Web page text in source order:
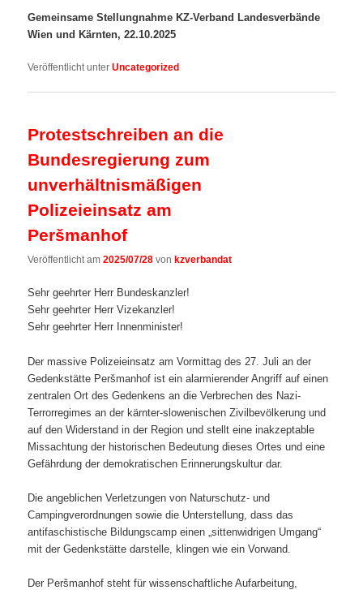
Gemeinsame Stellungnahme KZ-Verband Landesverbände
Wien und Kärnten, 22.10.2025
Veröffentlicht unter Uncategorized
Protestschreiben an die
Bundesregierung zum
unverhältnismäßigen
Polizeieinsatz am
Peršmanhof
Veröffentlicht am2025/07/28 von kzverbandat
Sehr geehrter Herr Bundeskanzler!
Sehr geehrter Herr Vizekanzler!
Sehr geehrter Herr Innenminister!
Der massive Polizeieinsatz am Vormittag des 27. Juli an der
Gedenkstätte Peršmanhof ist ein alarmierender Angriff auf einen
zentralen Ort des Gedenkens an die Verbrechen des Nazi-
Terrorregimes an der kärnter-slowenischen Zivilbevölkerung und
auf den Widerstand in der Region und stellt eine inakzeptable
Missachtung der historischen Bedeutung dieses Ortes und eine
Gefährdung der demokratischen Erinnerungskultur dar.
Die angeblichen Verletzungen von Naturschutz- und
Campingverordnungen sowie die Unterstellung, dass das
antifaschistische Bildungscamp einen „sittenwidrigen Umgang“
mit der Gedenkstätte darstelle, klingen wie ein Vorwand.
Der Peršmanhof steht für wissenschaftliche Aufarbeitung,